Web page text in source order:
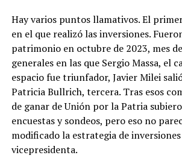
Hay varios puntos llamativos. El
en el que realizó las inversiones.
patrimonio en octubre de 2023, mes
generales en las que Sergio Massa, el
espacio fue triunfador, Javier Milei
Patricia Bullrich, tercera. Tras esos
de ganar de Unión por la Patria
encuestas y sondeos, pero eso no
modificado la estrategia de
vicepresidenta.